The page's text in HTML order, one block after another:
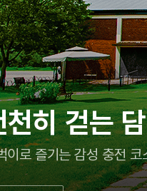
여름방학
충남투어패스